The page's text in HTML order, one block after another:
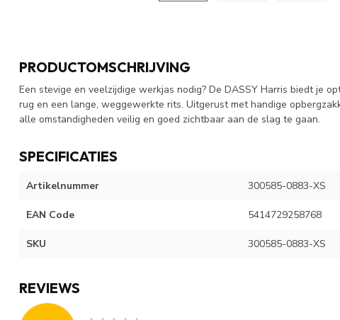
PRODUCTOMSCHRIJVING
Een stevige en veelzijdige werkjas nodig? De DASSY Harris biedt je
rug en een lange, weggewerkte rits. Uitgerust met handige
alle omstandigheden veilig en goed zichtbaar aan de slag te gaan.
SPECIFICATIES
Artikelnummer 300585-0883-XS
EAN Code 5414729258768
SKU 300585-0883-XS
REVIEWS